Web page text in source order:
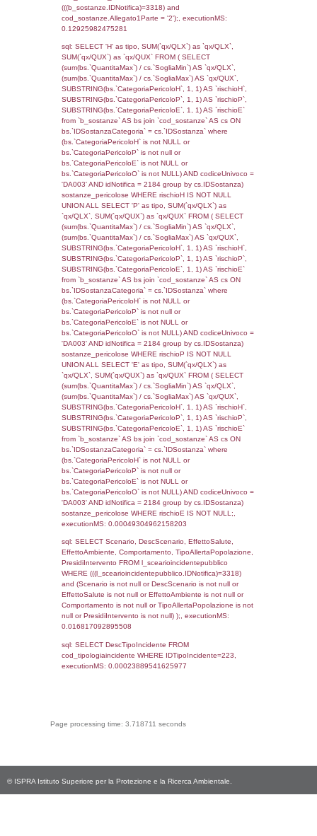
cod_territori_tipologia ON
(f_territori_limitrofi.IDTipologiaTerritorio =
(f_territori_limitrofi.IDTipoTerritorio =
cod_territori_tipologia.IDTerritorioTP)
(((f_territori_limitrofi.IDNotifica)=3318) AND
((f_territori_limitrofi.IDTipoTerritorio)=7)),
0.074533939361572
sql: SELECT f_territori_limitrofi.Distanza,
f_territori_limitrofi.Direzione,
f_territori_limitrofi.Denominazione,
rofi.DescAltro FROM f_territori_limitrofi
cod_territori_tipologia ON
(f_territori_limitrofi.IDTipologiaTerritorio =
cod_territori_tipologia.IDTipologiaTerritorio)
(f_territori_limitrofi.IDTipoTerritorio =
cod_territori_tipologia.IDTerritorioTP)
(((f_territori_limitrofi.IDNotifica)=3318) AND
((f_territori_limitrofi.IDTipoTerritorio)=8)),
0.073065042495728
sql: SELECT
reg_f_territori_limitrofi.Direzione,
reg_f_territori_limitrofi.Denominazione,
_limitrofi.DescAltro FROM
JOIN cod_territori_tipologia ON
(reg_f_territori_limitrofi.IDTipologiaTerritorio =
cod_territori_tipologia.IDTipologiaTerritorio)
(reg_f_territori_limitrofi.IDTipoTerritorio =
cod_territori_tipologia.IDTerritorioTP)
0.019884824752808
sql: SELECT f_territori_limitrofi.Distanza,
f_territori_limitrofi.Direzione,
f_territori_limitrofi.Denominazione,
rofi.DescAltro FROM f_territori_limitrofi
(f_territori_limitrofi.IDTipoTerritorio =
0.072951078414917